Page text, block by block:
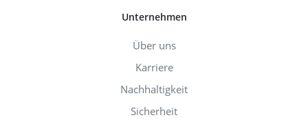
Unternehmen
Über uns
Karriere
Nachhaltigkeit
Sicherheit